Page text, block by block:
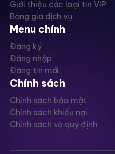
Giới thiệu các loại tin VIP
Bảng giá dịch vụ
Menu chính
Đăng ký
Đăng nhập
Đăng tin mới
Chính sách
Chính sách bảo mật
Chính sách khiếu nại
Chính sách và quy định